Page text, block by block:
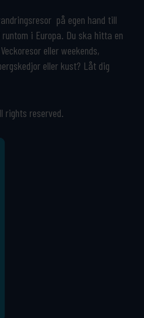
på egen hand till
i Europa. Du ska hitta en
eller weekends,
eller kust? Låt dig
rights reserved.